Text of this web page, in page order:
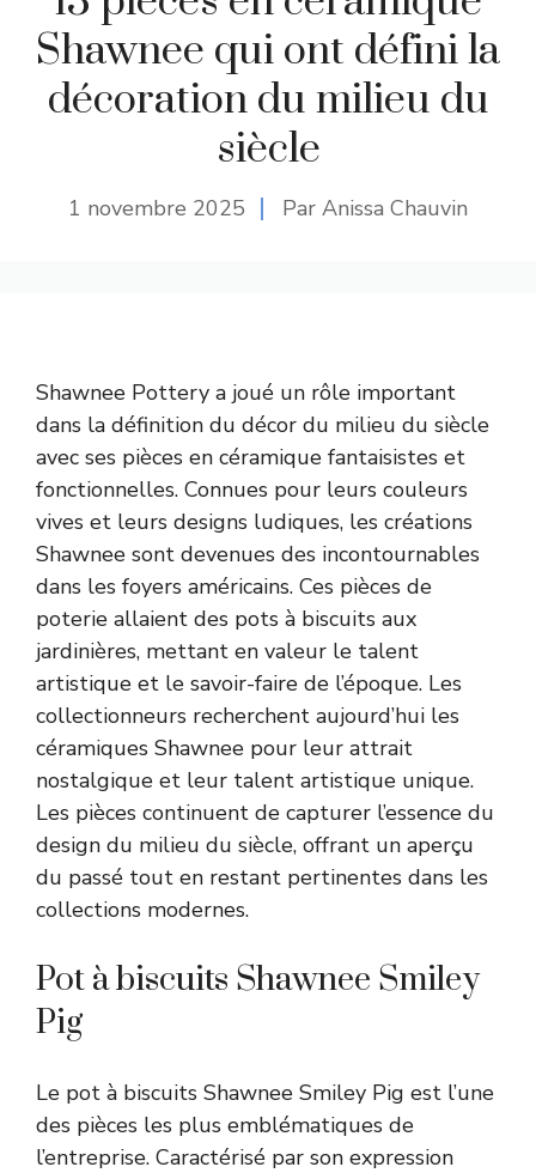
Shawnee qui ont défini la
décoration du milieu du
siècle
1 novembre 2025 Par Anissa Chauvin
Shawnee Pottery a joué un rôle important
dans la définition du décor du milieu du siècle
avec ses pièces en céramique fantaisistes et
fonctionnelles. Connues pour leurs couleurs
vives et leurs designs ludiques, les créations
Shawnee sont devenues des incontournables
dans les foyers américains. Ces pièces de
poterie allaient des pots à biscuits aux
jardinières, mettant en valeur le talent
artistique et le savoir-faire de l’époque. Les
collectionneurs recherchent aujourd’hui les
céramiques Shawnee pour leur attrait
nostalgique et leur talent artistique unique.
Les pièces continuent de capturer l’essence du
design du milieu du siècle, offrant un aperçu
du passé tout en restant pertinentes dans les
collections modernes.
Pot à biscuits Shawnee Smiley
Pig
Le pot à biscuits Shawnee Smiley Pig est l’une
des pièces les plus emblématiques de
l’entreprise. Caractérisé par son expression